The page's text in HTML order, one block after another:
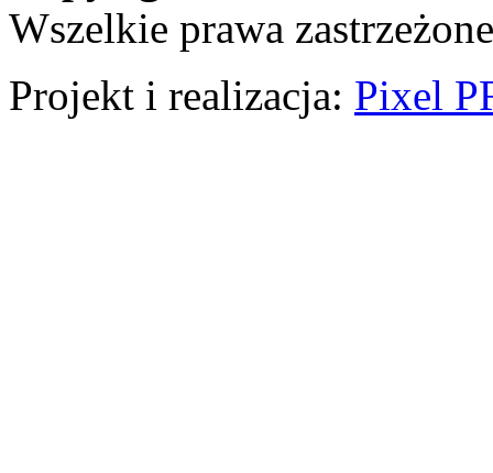
Wszelkie prawa
Projekt i realizacja: Pixel